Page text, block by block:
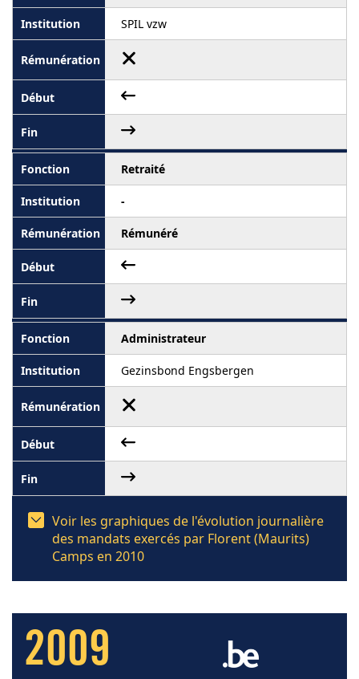
SPIL vzw
Retraité
-
Rémunéré
Administrateur
Gezinsbond Engsbergen
Voir les graphiques de l'évolution journalière
des mandats exercés par Florent (Maurits)
Camps en 2010
2009